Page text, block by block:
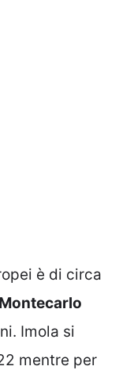
è di circa
Montecarlo
Imola si
mentre per